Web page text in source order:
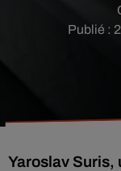
Publié :
Yaroslav Suris,